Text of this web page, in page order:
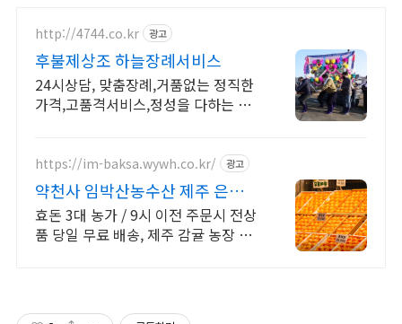
http://4744.co.kr 광고
후불제상조 하늘장례서비스
24시상담, 맞춤장례,거품없는 정직한
가격,고품격서비스,정성을 다하는 하
https://im-baksa.wywh.co.kr/ 광고
약천사 임박산농수산 제주 은갈
지, 옥돔 판매
효돈 3대 농가 / 9시 이전 주문시 전상
품 당일 무료 배송, 제주 감귤 농장 직